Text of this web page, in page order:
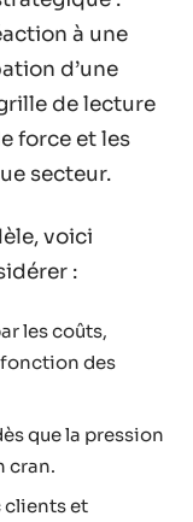
à une
d’une
de lecture
force et les
secteur.
voici
:
les coûts,
des
que la pression
cran.
clients et